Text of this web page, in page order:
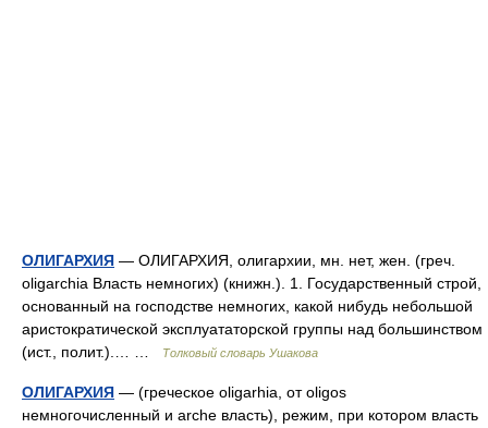
ОЛИГАРХИЯ — ОЛИГАРХИЯ, олигархии, мн. нет, жен. (греч.
oligarchia Власть немногих) (книжн.). 1. Государственный строй,
основанный на господстве немногих, какой нибудь небольшой
аристократической эксплуататорской группы над большинством
(ист., полит.).… …
Толковый словарь Ушакова
ОЛИГАРХИЯ — (греческое oligarhia, от oligos
немногочисленный и arche власть), режим, при котором власть